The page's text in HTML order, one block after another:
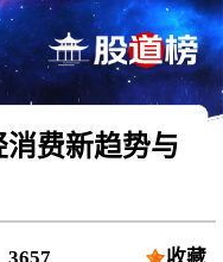
费新趋势与